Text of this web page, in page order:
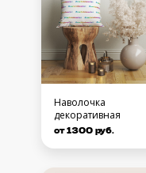
Наволочка
декоративная
от 1300 руб.